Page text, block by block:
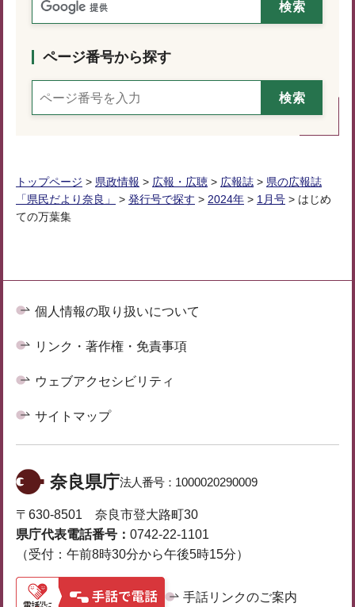
ページ番号から探す
トップページ > 県政情報 > 広報・広聴 > 広報誌 > 県の広報誌
「県民だより奈良」
> 発行号で探す > 2024年 > 1月号 > はじめ
ての万葉集
個人情報の取り扱いについて
リンク・著作権・免責事項
ウェブアクセシビリティ
サイトマップ
奈良県庁法人番号： 1000020290009
〒630-8501 奈良市登大路町30
県庁代表電話番号： 0742-22-1101
（受付：午前8時30分から午後5時15分）
手話リンクのご案内